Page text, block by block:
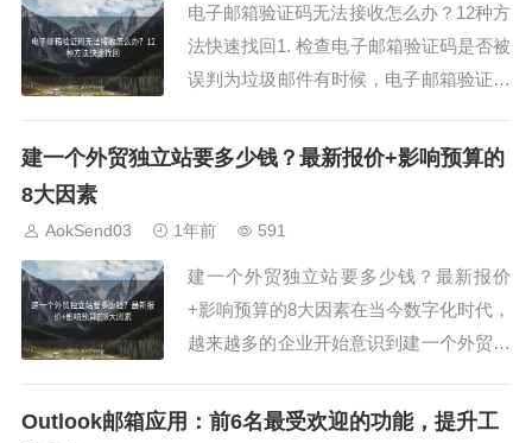
电子邮箱验证码无法接收怎么办？12种方
法快速找回1. 检查电子邮箱验证码是否被
误判为垃圾邮件有时候，电子邮箱验证码
收件箱中找到它。首先，你可以检查一下
过搜索关键词“电子邮箱验证码”快速定
位，看...
建一个外贸独立站要多少钱？最新报价+影响预算的
8大因素
AokSend03 1年前 591
建一个外贸独立站要多少钱？最新报价
+影响预算的8大因素在当今数字化时代，
越来越多的企业开始意识到建一个外贸独
要多少钱呢？其实，这个问题并没有简单
Outlook邮箱应用：前6名最受欢迎的功能，提升工